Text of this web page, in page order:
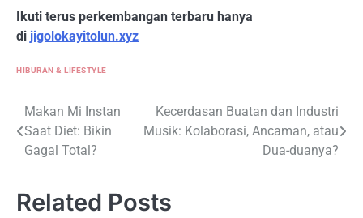
Ikuti terus perkembangan terbaru hanya
di jigolokayitolun.xyz
HIBURAN & LIFESTYLE
Navigasi
pos
Makan Mi Instan
Saat Diet: Bikin
Gagal Total?
Kecerdasan Buatan dan Industri
Musik: Kolaborasi, Ancaman, atau
Dua-duanya?
Related Posts